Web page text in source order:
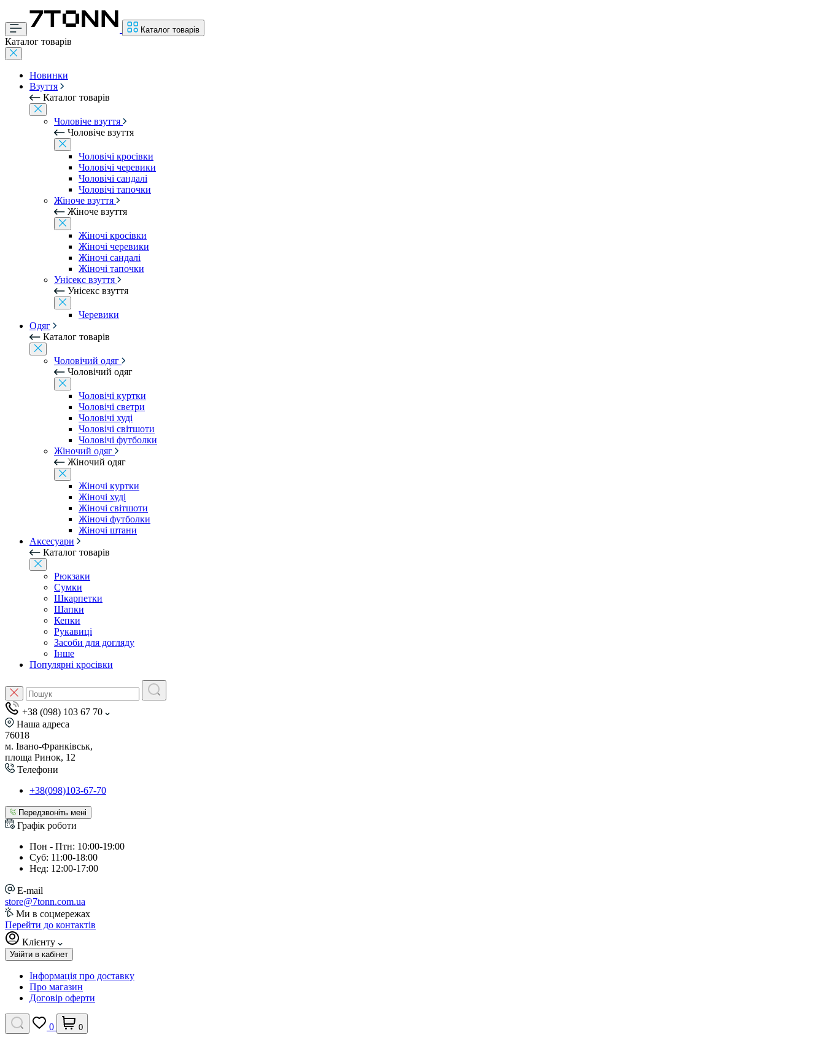
Каталог товарів
Каталог товарів
Новинки
Взуття
Каталог товарів
Чоловіче взуття
Чоловіче взуття
Чоловічі кросівки
Чоловічі черевики
Чоловічі сандалі
Чоловічі тапочки
Жіноче взуття
Жіноче взуття
Жіночі кросівки
Жіночі черевики
Жіночі сандалі
Жіночі тапочки
Унісекс взуття
Унісекс взуття
Черевики
Одяг
Каталог товарів
Чоловічий одяг
Чоловічий одяг
Чоловічі куртки
Чоловічі светри
Чоловічі худі
Чоловічі світшоти
Чоловічі футболки
Жіночий одяг
Жіночий одяг
Жіночі куртки
Жіночі худі
Жіночі світшоти
Жіночі футболки
Жіночі штани
Аксесуари
Каталог товарів
Рюкзаки
Сумки
Шкарпетки
Шапки
Кепки
Рукавиці
Засоби для догляду
Інше
Популярні кросівки
+38 (098) 103 67 70
Наша адреса
76018
м. Івано-Франківськ,
площа Ринок, 12
Телефони
+38(098)103-67-70
Передзвоніть мені
Графік роботи
Пон - Птн: 10:00-19:00
Суб: 11:00-18:00
Нед: 12:00-17:00
E-mail
store@7tonn.com.ua
Ми в соцмережах
Перейти до контактів
Клієнту
Увійти в кабінет
Інформація про доставку
Про магазин
Договір оферти
0 0